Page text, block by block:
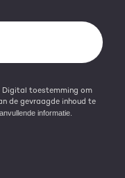
Digital toestemming om
de gevraagde inhoud te
informatie.